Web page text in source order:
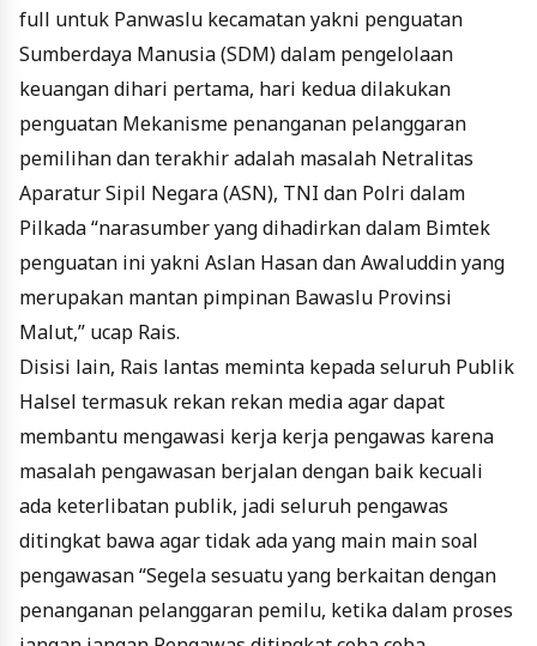
full untuk Panwaslu kecamatan yakni penguatan
Sumberdaya Manusia (SDM) dalam pengelolaan
keuangan dihari pertama, hari kedua dilakukan
penguatan Mekanisme penanganan pelanggaran
pemilihan dan terakhir adalah masalah Netralitas
Aparatur Sipil Negara (ASN), TNI dan Polri dalam
Pilkada “narasumber yang dihadirkan dalam Bimtek
penguatan ini yakni Aslan Hasan dan Awaluddin yang
merupakan mantan pimpinan Bawaslu Provinsi
Malut,” ucap Rais.
Disisi lain, Rais lantas meminta kepada seluruh Publik
Halsel termasuk rekan rekan media agar dapat
membantu mengawasi kerja kerja pengawas karena
masalah pengawasan berjalan dengan baik kecuali
ada keterlibatan publik, jadi seluruh pengawas
ditingkat bawa agar tidak ada yang main main soal
pengawasan “Segela sesuatu yang berkaitan dengan
penanganan pelanggaran pemilu, ketika dalam proses